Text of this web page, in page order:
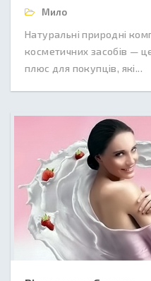
Мило
Натуральні природні
косметичних засобів —
плюс для покупців, які...